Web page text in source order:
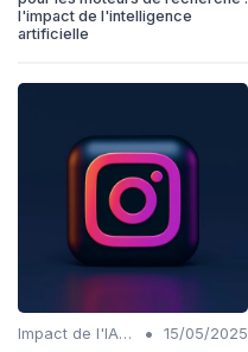
l'impact de l'intelligence
artificielle
Impact de l'IA sur les rôles SEO •
15/05/2025